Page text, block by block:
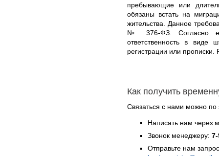
пребывающие или
обязаны встать на
жительства. Данное
№ 376-ФЗ. Согласно
ответственность в виде
регистрации или прописки.
Как получить
Связаться с нами можно по
Написать нам через
Звонок менеджеру:
Отправьте нам